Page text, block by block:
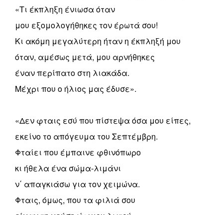
«Τι έκπληξη ένιωσα όταν
μου εξομολογήθηκες τον έρωτά σου!
Κι ακόμη μεγαλύτερη ήταν η έκπληξή μου
όταν, αμέσως μετά, μου αρνήθηκες
έναν περίπατο στη λιακάδα.
Μέχρι που ο ήλιος μας έδυσε».
«Δεν φταις εσύ που πίστεψα όσα μου είπες,
εκείνο το απόγευμα του Σεπτέμβρη.
Φταίει που έμπαινε φθινόπωρο
κι ήθελα ένα σώμα-λιμάνι
ν΄ απαγκιάσω για τον χειμώνα.
Φταις, όμως, που τα φιλιά σου